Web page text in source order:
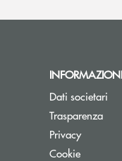
INFORMAZIONI
Dati societari
Trasparenza
Privacy
Cookie